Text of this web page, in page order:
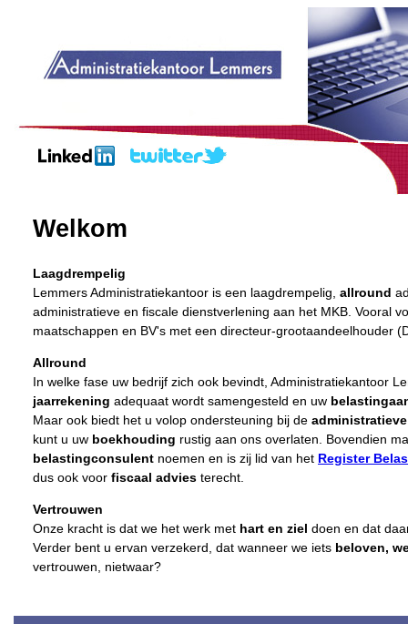
Welkom
Laagdrempelig
Lemmers Administratiekantoor is een laagdrempelig, allround
administratieve en fiscale dienstverlening aan het MKB. Vooral
maatschappen en BV's met een directeur-grootaandeelhouder
Allround
In welke fase uw bedrijf zich ook bevindt, Administratiekantoor
jaarrekening adequaat wordt samengesteld en uw
Maar ook biedt het u volop ondersteuning bij de
kunt u uw boekhouding rustig aan ons overlaten. Bovendien
belastingconsulent noemen en is zij lid van het Register
dus ook voor fiscaal advies terecht.
Vertrouwen
Onze kracht is dat we het werk met hart en ziel doen en dat
Verder bent u ervan verzekerd, dat wanneer we iets beloven,
vertrouwen, nietwaar?